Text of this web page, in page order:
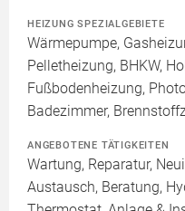
HEIZUNG SPEZIALGEBIETE
Wärmepumpe,
Pelletheizung, BHKW,
Fußbodenheizung,
Badezimmer,
ANGEBOTENE TÄTIGKEITEN
Wartung, Reparatur,
Austausch, Beratung,